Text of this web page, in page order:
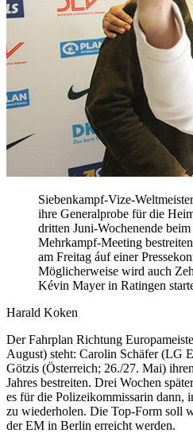
Siebenkampf-Vize-
ihre Generalprobe für die
dritten Juni-Wochenende
Mehrkampf-Meeting
am Freitag áuf einer
Möglicherweise wird auch
Kévin Mayer in Ratingen
Harald Koken
Der Fahrplan Richtung
August) steht: Carolin Schäfer (LG
Götzis (Österreich; 26./27. Mai)
Jahres bestreiten. Drei Wochen
es für die Polizeikommissarin dann,
zu wiederholen. Die Top-Form soll
der EM in Berlin erreicht werden.